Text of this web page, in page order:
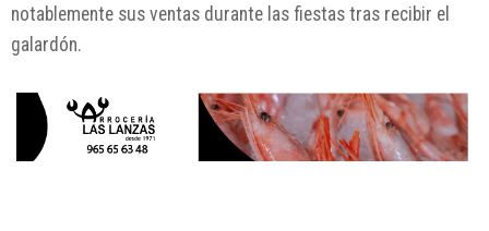
notablemente sus ventas durante las fiestas tras recibir el
galardón.